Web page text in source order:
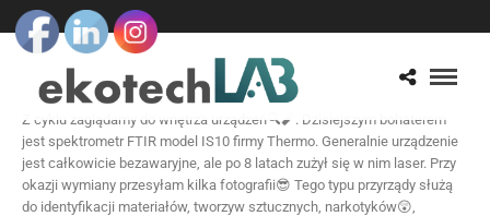
Z cyklu zaglądamy do wnętrza urządzeń🔍🧨. Dzisiejszym bohaterem
jest spektrometr FTIR model IS10 firmy Thermo. Generalnie urządzenie
jest całkowicie bezawaryjne, ale po 8 latach zużył się w nim laser. Przy
okazji wymiany przesyłam kilka fotografii😎 Tego typu przyrządy służą
do identyfikacji materiałów, tworzyw sztucznych, narkotyków😲,